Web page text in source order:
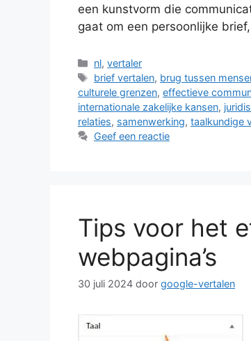
een kunstvorm die
gaat om een persoonlijke
Categorieën
nl,vertaler
Tags
brief vertalen, brug tussen
culturele grenzen, effectieve
internationale zakelijke kansen,
relaties, samenwerking, taalkundige
Geef een reactie
Tips voor het
webpagina’s
30 juli 2024 door google-vertalen